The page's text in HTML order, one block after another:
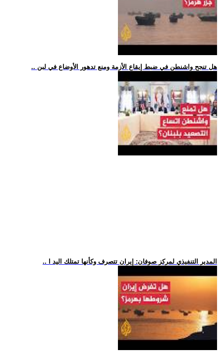
.. هل تنجح واشنطن في ضبط إيقاع الأزمة ومنع تدهور الأوضاع في لبن
.. المدير التنفيذي لمركز صوفان: إيران تتصرف وكأنها تمتلك اليد ا